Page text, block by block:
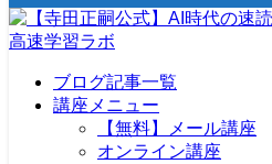
ブログ記事一覧
講座メニュー
【無料】メール講座
オンライン講座